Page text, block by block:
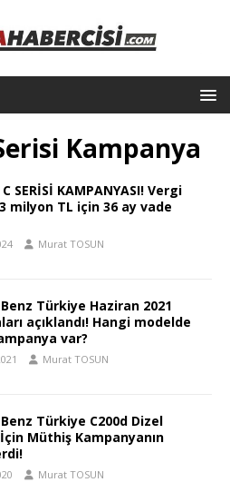
Kampanya
C SERİSİ KAMPANYASI! Vergi
milyon TL için 36 ay vade
Murat TOSUN
Türkiye Haziran 2021
açıklandı! Hangi modelde
var?
Murat TOSUN
Türkiye C200d Dizel
Müthiş Kampanyanın
Murat TOSUN